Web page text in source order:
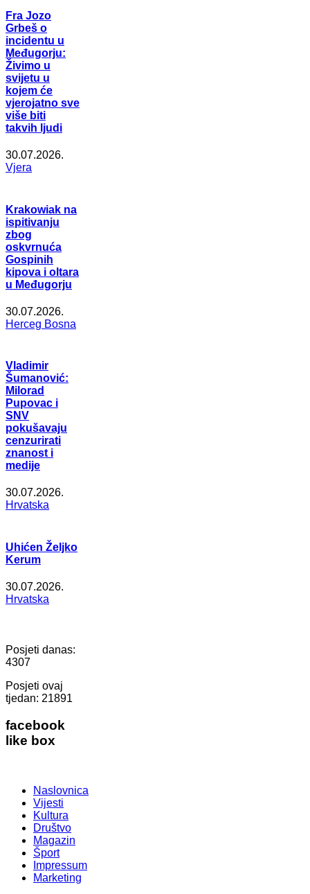
Fra Jozo
Grbeš o
incidentu u
Međugorju:
Živimo u
svijetu u
kojem će
vjerojatno sve
više biti
takvih ljudi
30.07.2026.
Vjera
Krakowiak na
ispitivanju
zbog
oskvrnuća
Gospinih
kipova i oltara
u Međugorju
30.07.2026.
Herceg Bosna
Vladimir
Šumanović:
Milorad
Pupovac i
SNV
pokušavaju
cenzurirati
znanost i
medije
30.07.2026.
Hrvatska
Uhićen Željko
Kerum
30.07.2026.
Hrvatska
Posjeti danas:
4307
Posjeti ovaj
tjedan: 21891
facebook
like box
Naslovnica
Vijesti
Kultura
Društvo
Magazin
Šport
Impressum
Marketing